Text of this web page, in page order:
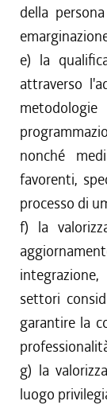
della
e) la
attraverso
nonché
favorenti,
processo di
f) la
settori
garantire la
g) la
luogo